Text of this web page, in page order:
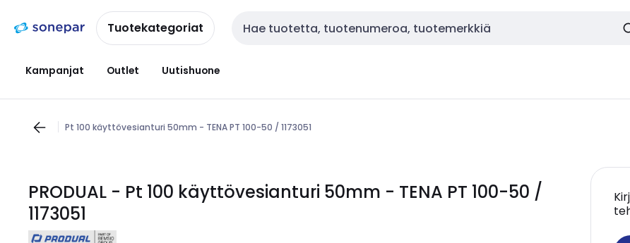
navigointiinsisältöönTuotekategoriat Haku
Kampanjat Outlet Uutishuone
Pt 100 käyttövesianturi 50mm - TENA PT 100-50 / 1173051
PRODUAL - Pt 100 käyttövesianturi 50mm - TENA PT 100-50 /
1173051